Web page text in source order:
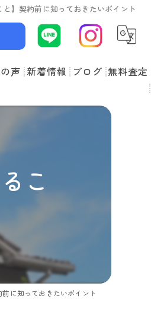
】契約前に知っておきたいポイント
声
る質問
新着情報 ブログ 無料査定
こ
前に知っておきたいポイント